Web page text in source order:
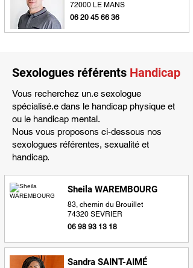
72000 LE MANS
06 20 45 66 36
Sexologues référents Handicap
Vous recherchez un.e sexologue
spécialisé.e dans le handicap physique et
ou le handicap mental.
Nous vous proposons ci-dessous nos
sexologues référentes, sexualité et
handicap.
Sheila WAREMBOURG
83, chemin du Brouillet
74320 SEVRIER
06 98 93 13 18
Sandra SAINT-AIMÉ